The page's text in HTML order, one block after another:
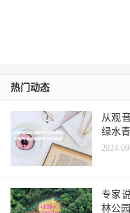
热门动态
从观
绿水
2024-
专家
林公